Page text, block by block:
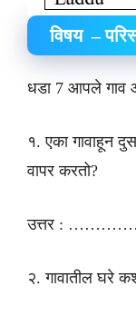
विषय –
धडा 7 आपले गाव
१. एका गावाहून
वापर करतो?
उत्तर :
२. गावातील घरे